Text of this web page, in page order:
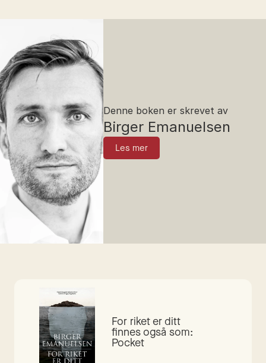
Denne boken er skrevet av
Birger Emanuelsen
Les mer
For riket er ditt
finnes også som:
Pocket